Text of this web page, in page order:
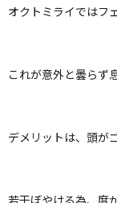
オクトミライではフ
これが意外と曇らず
デメリットは、頭が